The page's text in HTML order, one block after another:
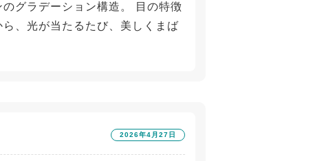
グラデーション構造。 目の特徴
、光が当たるたび、美しくまば
2026年4月27日